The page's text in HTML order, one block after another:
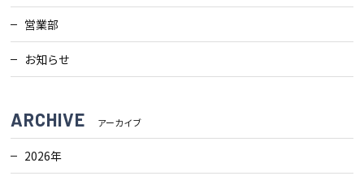
営業部
お知らせ
ARCHIVE アーカイブ
2026年